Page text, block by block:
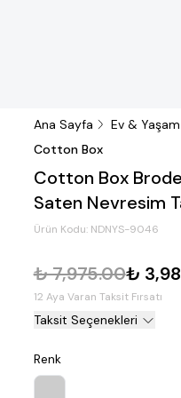
Ana Sayfa Ev & Yaşam
Cotton Box
Cotton Box Brode
Saten Nevresim
Ürün Kodu: NDNYS-9046
₺ 7,975.00₺
12 Aya Varan Taksit Fırsatı
Taksit Seçenekleri
Renk